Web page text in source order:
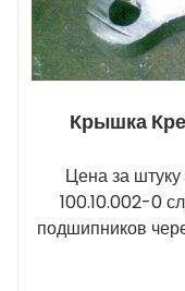
Крышка
Цена за
100.10.002-0
подшипников